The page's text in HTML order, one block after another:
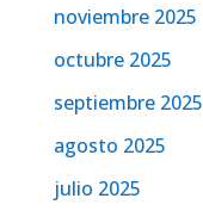
noviembre 2025
octubre 2025
septiembre 2025
agosto 2025
julio 2025